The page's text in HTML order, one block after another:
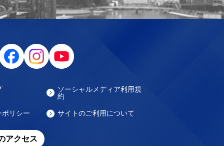
ソーシャルメディア利用規
約
リシー サイトのご利用について
アクセス